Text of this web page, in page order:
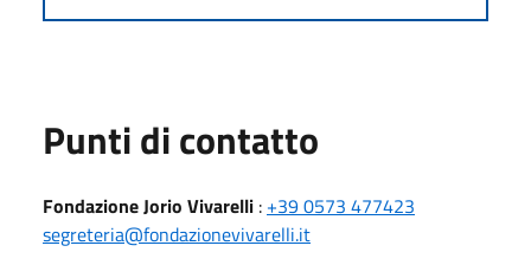
Punti di contatto
Fondazione Jorio Vivarelli : +39 0573 477423
segreteria@fondazionevivarelli.it